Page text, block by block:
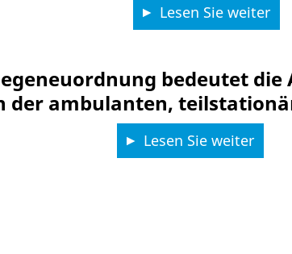
Lesen Sie weiter
bedeutet die
der ambulanten,
Lesen Sie weiter